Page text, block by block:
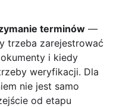
terminów —
trzeba zarejestrować
i kiedy
weryfikacji. Dla
nie jest samo
od etapu